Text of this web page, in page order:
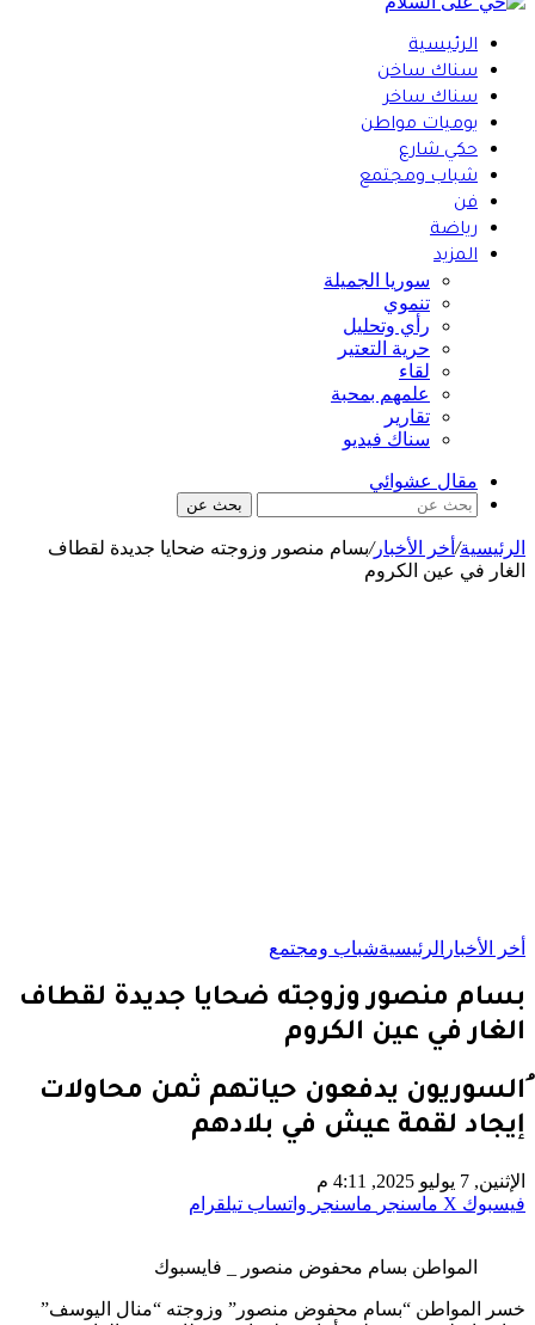
الرئيسية
سناك ساخن
سناك ساخر
يوميات مواطن
حكي شارع
شباب ومجتمع
فن
رياضة
المزيد
سوريا الجميلة
تنموي
رأي وتحليل
حرية التعتير
لقاء
علمهم بمحبة
تقارير
سناك فيديو
مقال عشوائي
بحث عن
الرئيسية/ أخر الأخبار/بسام منصور وزوجته ضحايا جديدة لقطاف
الغار في عين الكروم
أخر الأخبار الرئيسيةشباب ومجتمع
بسام منصور وزوجته ضحايا جديدة لقطاف
الغار في عين الكروم
ُالسوريون يدفعون حياتهم ثمن محاولات
إيجاد لقمة عيش في بلادهم
الإثنين, 7 يوليو 2025, 4:11 م
فيسبوك ‫X ماسنجر ماسنجر واتساب تيلقرام
المواطن بسام محفوض منصور _ فايسبوك
خسر المواطن “بسام محفوض منصور” وزوجته “منال اليوسف”